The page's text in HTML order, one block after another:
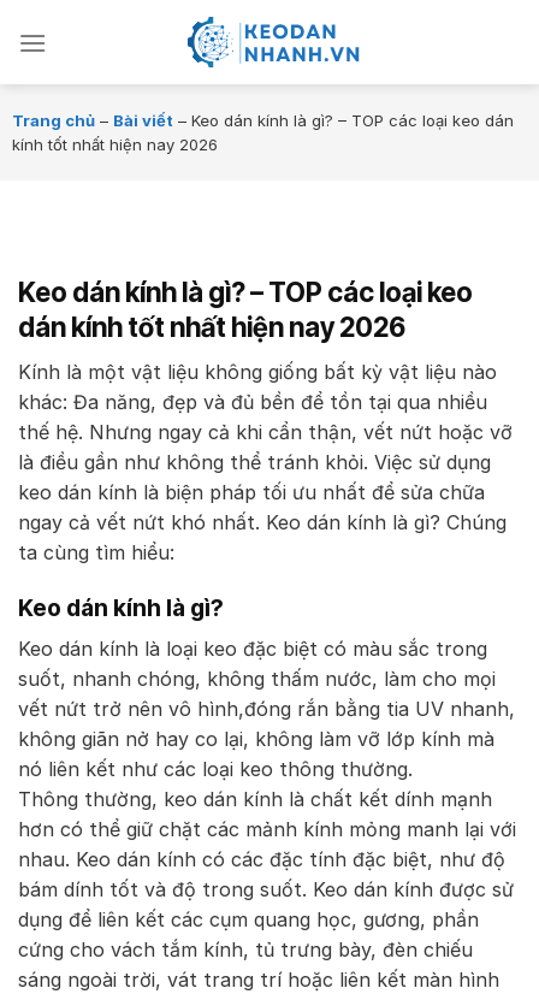
đến
Trang chủ – Bài viết – Keo dán kính là gì? – TOP các loại keo dán
kính tốt nhất hiện nay 2026
Keo dán kính là gì? – TOP các loại keo
dán kính tốt nhất hiện nay 2026
Kính là một vật liệu không giống bất kỳ vật liệu nào
khác: Đa năng, đẹp và đủ bền để tồn tại qua nhiều
thế hệ. Nhưng ngay cả khi cẩn thận, vết nứt hoặc vỡ
là điều gần như không thể tránh khỏi. Việc sử dụng
keo dán kính là biện pháp tối ưu nhất để sửa chữa
ngay cả vết nứt khó nhất. Keo dán kính là gì? Chúng
ta cùng tìm hiểu:
Keo dán kính là gì?
Keo dán kính là loại keo đặc biệt có màu sắc trong
suốt, nhanh chóng, không thấm nước, làm cho mọi
vết nứt trở nên vô hình,đóng rắn bằng tia UV nhanh,
không giãn nở hay co lại, không làm vỡ lớp kính mà
nó liên kết như các loại keo thông thường.
Thông thường, keo dán kính là chất kết dính mạnh
hơn có thể giữ chặt các mảnh kính mỏng manh lại với
nhau. Keo dán kính có các đặc tính đặc biệt, như độ
bám dính tốt và độ trong suốt. Keo dán kính được sử
dụng để liên kết các cụm quang học, gương, phần
cứng cho vách tắm kính, tủ trưng bày, đèn chiếu
sáng ngoài trời, vát trang trí hoặc liên kết màn hình